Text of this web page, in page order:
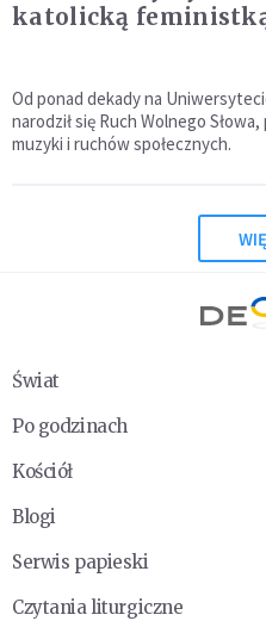
katolicką
Od ponad dekady na
narodził się Ruch Wolnego
muzyki i ruchów społecznych.
Świat
Po godzinach
Kościół
Blogi
Serwis papieski
Czytania liturgiczne